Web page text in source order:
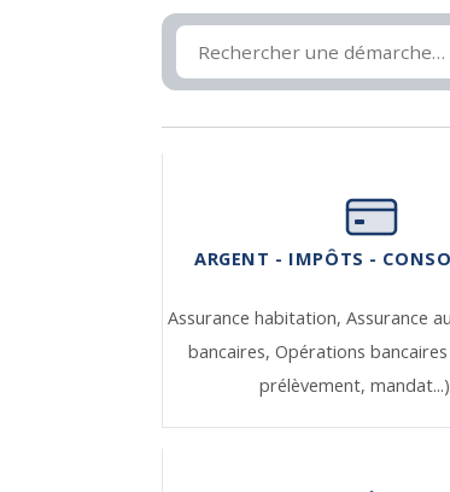
ARGENT - IMPÔTS -
Assurance habitation,Assurance
bancaires, Opérations
prélèvement,